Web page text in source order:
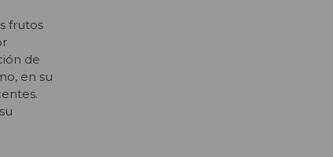
frutos
de
en su